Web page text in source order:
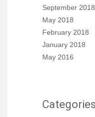
September 2018
May 2018
February 2018
January 2018
May 2016
Categories